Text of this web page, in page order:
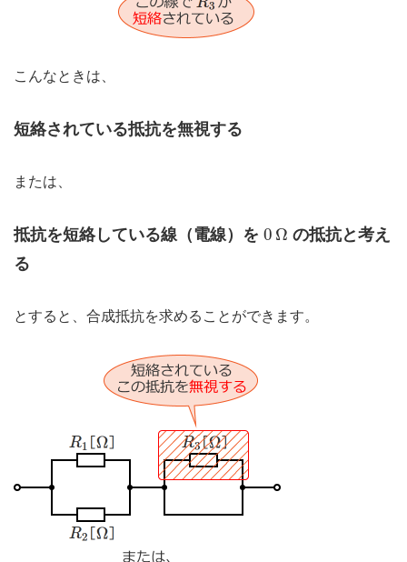
こんなときは、
短絡されている抵抗を無視する
または、
抵抗を短絡している線（電線）を 0 Ω
0 Ω の抵抗と考え
る
とすると、合成抵抗を求めることができます。